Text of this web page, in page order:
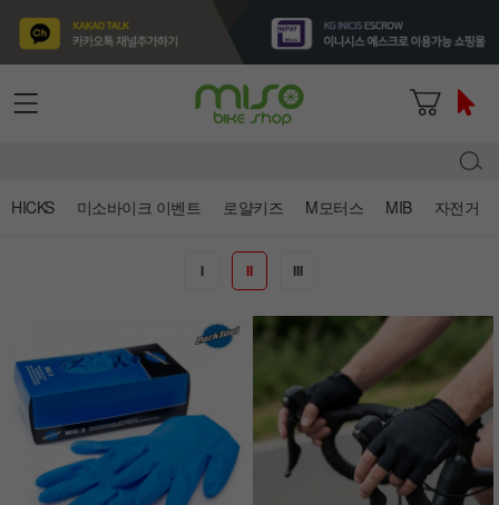
HICKS 미소바이크 이벤트 로얄키즈 M모터스 MIB 자전거
I II III